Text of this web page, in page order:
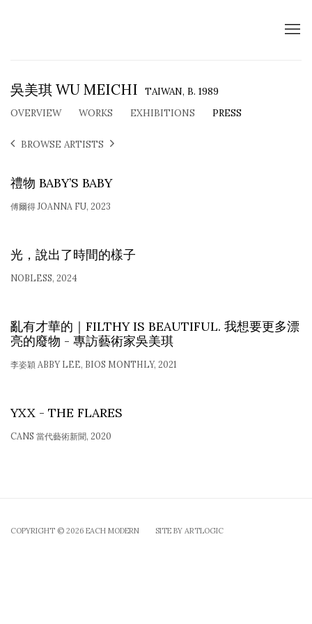
吳美琪 WU MEICHI TAIWAN, B. 1989
OVERVIEW
WORKS EXHIBITIONS PRESS
BROWSE ARTISTS
禮物 BABY’S BABY
傅爾得 JOANNA FU, 2023
光，說出了時間的樣子
NOBLESS, 2024
亂有才華的｜FILTHY IS BEAUTIFUL. 我想要更多漂
亮的廢物 - 專訪藝術家吳美琪
李姿穎 ABBY LEE, BIOS MONTHLY, 2021
YXX - THE FLARES
CANS 當代藝術新聞, 2020
COPYRIGHT © 2026 EACH MODERN SITE BY ARTLOGIC